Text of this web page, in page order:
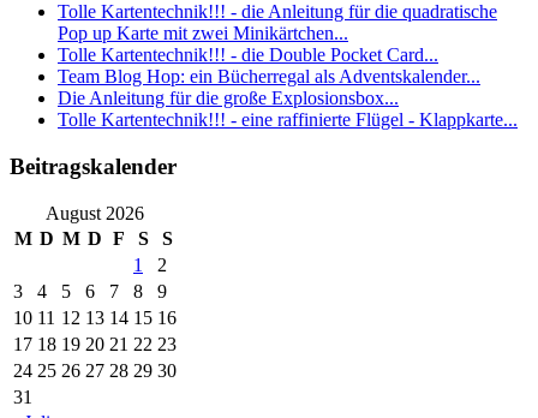
Tolle Kartentechnik!!! - die Anleitung für die quadratische
Pop up Karte mit zwei Minikärtchen...
Tolle Kartentechnik!!! - die Double Pocket Card...
Team Blog Hop: ein Bücherregal als Adventskalender...
Die Anleitung für die große Explosionsbox...
Tolle Kartentechnik!!! - eine raffinierte Flügel - Klappkarte...
Beitragskalender
August 2026
M D M D F S
S
1
2
3
4 5 6 7 8
9
10 11 12 13 14 15 16
17 18 19 20 21 22 23
24 25 26 27 28 29 30
31